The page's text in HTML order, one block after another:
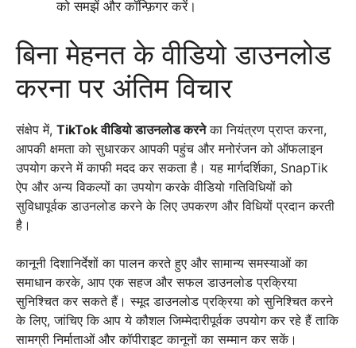
को समझें और कॉन्फ़िगर करें।
बिना मेहनत के वीडियो डाउनलोड
करना पर अंतिम विचार
संक्षेप में, TikTok वीडियो डाउनलोड करनेका नियंत्रण प्राप्त करना,
आपकी क्षमता को सुधारकर आपकी पहुंच और मनोरंजन को ऑफलाइन
उपयोग करने में काफी मदद कर सकता है। यह मार्गदर्शिका, SnapTik
ऐप और अन्य विकल्पों का उपयोग करके वीडियो गतिविधियों को
सुविधापूर्वक डाउनलोड करने के लिए उपकरण और विधियों प्रदान करती
है।
कानूनी दिशानिर्देशों का पालन करते हुए और सामान्य समस्याओं का
समाधान करके, आप एक सहज और सफल डाउनलोड प्रक्रिया
सुनिश्चित कर सकते हैं। स्मूद डाउनलोड प्रक्रिया को सुनिश्चित करने
के लिए, जांचिए कि आप ये कौशल जिम्मेदारीपूर्वक उपयोग कर रहे हैं ताकि
सामग्री निर्माताओं और कॉपीराइट कानूनों का सम्मान कर सकें।